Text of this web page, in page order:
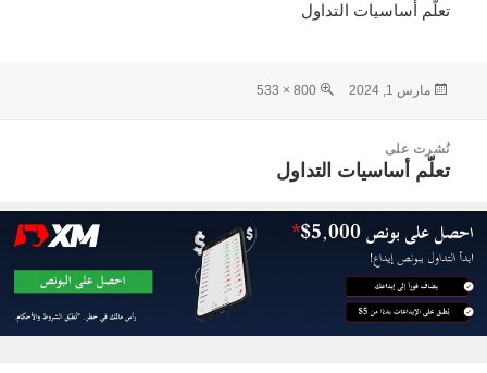
تعلّم أساسيات التداول
نُشرت
مارس 1, 2024
الحجم
800 × 533
المقالاتنُشرت على
تعلّم أساسيات التداول